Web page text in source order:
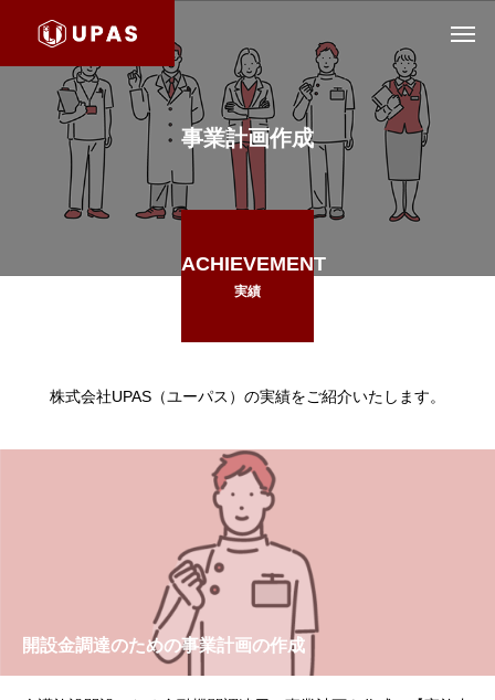
事業計画作成
ACHIEVEMENT
実績
株式会社UPAS（ユーパス）の実績をご紹介いたします。
開設金調達のための事業計画の作成